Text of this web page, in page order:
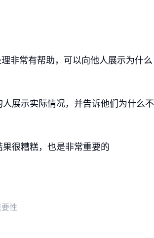
非常有帮助，可以向他人展示为什么
展示实际情况，并告诉他们为什么不
很糟糕，也是非常重要的
性